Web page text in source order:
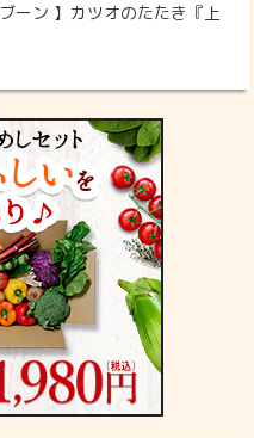
ーン 】カツオのたたき『上